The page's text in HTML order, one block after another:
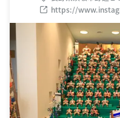
https://
6